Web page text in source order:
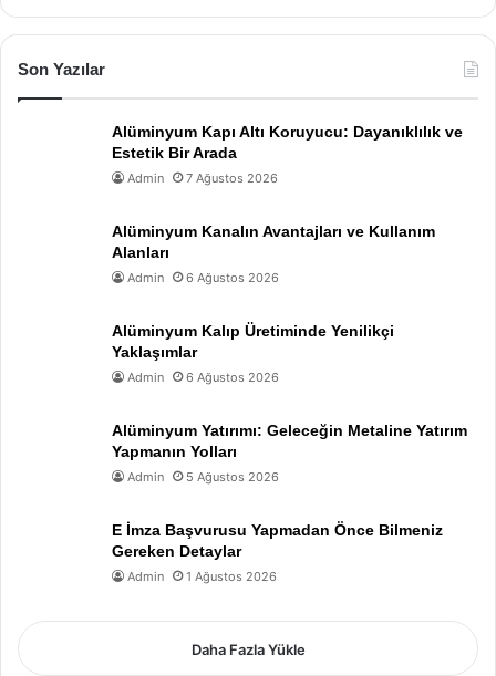
Son Yazılar
Alüminyum Kapı Altı Koruyucu: Dayanıklılık ve
Estetik Bir Arada
Admin 7 Ağustos 2026
Alüminyum Kanalın Avantajları ve Kullanım
Alanları
Admin 6 Ağustos 2026
Alüminyum Kalıp Üretiminde Yenilikçi
Yaklaşımlar
Admin 6 Ağustos 2026
Alüminyum Yatırımı: Geleceğin Metaline Yatırım
Yapmanın Yolları
Admin 5 Ağustos 2026
E İmza Başvurusu Yapmadan Önce Bilmeniz
Gereken Detaylar
Admin 1 Ağustos 2026
Daha Fazla Yükle